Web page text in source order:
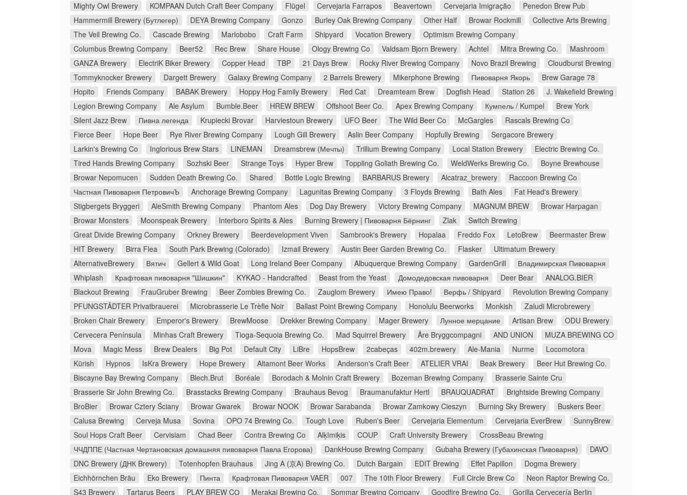
Mighty Owl Brewery
KOMPAAN Dutch Craft Beer Company Flügel Cervejaria Farrapos Beavertown Cervejaria Imigração
Penedon Brew Pub
Hammermill Brewery (Бутлегер)
DEYA Brewing Company Gonzo Burley Oak Brewing Company Other Half Browar Rockmill
Collective Arts Brewing
The Veil Brewing Co.
Cascade Brewing Marlobobo Craft Farm Shipyard Vocation Brewery
Optimism Brewing Company
Columbus Brewing Company
Beer52 Rec Brew Share House Ology Brewing Co Valdsam Bjorn Brewery Achtel Mitra Brewing Co.
Mashroom
GANZA Brewery
ElectriK Biker Brewery Copper Head TBP 21 Days Brew Rocky River Brewing Company Novo Brazil Brewing
Cloudburst Brewing
Tommyknocker Brewery
Dargett Brewery Galaxy Brewing Company 2 Barrels Brewery Mikerphone Brewing Пивоварня Якорь
Brew Garage 78
Hopito
Friends Company BABAK Brewery Hoppy Hog Family Brewery Red Cat Dreamteam Brew Dogfish Head Station 26
J. Wakefield Brewing
Legion Brewing Company
Ale Asylum Bumble.Beer HREW BREW Offshoot Beer Co. Apex Brewing Company Кумпель / Kumpel
Brew York
Silent Jazz Brew
Пивна легенда Krupiecki Brovar Harviestoun Brewery UFO Beer The Wild Beer Co McGargles
Rascals Brewing Co
Fierce Beer
Hope Beer Rye River Brewing Company Lough Gill Brewery Aslin Beer Company Hopfully Brewing
Sergacore Brewery
Larkin's Brewing Co
Inglorious Brew Stars LINEMAN Dreamsbrew (Мечты) Trillium Brewing Company Local Station Brewery
Electric Brewing Co.
Tired Hands Brewing Company
Sozhski Beer Strange Toys Hyper Brew Toppling Goliath Brewing Co. WeldWerks Brewing Co.
Boyne Brewhouse
Browar Nepomucen
Sudden Death Brewing Co. Shared Bottle Logic Brewing BARBARUS Brewery Alcatraz_brewery
Raccoon Brewing Co
Частная Пивоварня ПетровичЪ
Anchorage Brewing Company Lagunitas Brewing Company 3 Floyds Brewing Bath Ales
Fat Head's Brewery
Stigbergets Bryggeri
AleSmith Brewing Company Phantom Ales Dog Day Brewery Victory Brewing Company MAGNUM BREW
Browar Harpagan
Browar Monsters
Moonspeak Brewery Interboro Spirits & Ales Burning Brewery | Пивоварня Бёрнинг Zlak
Switch Brewing
Great Divide Brewing Company
Orkney Brewery Beerdevelopment Viven Sambrook's Brewery Hopalaa Freddo Fox LetoBrew
Beermaster Brew
HIT Brewery
Birra Flea South Park Brewing (Colorado) Izmail Brewery Austin Beer Garden Brewing Co. Flasker
Ultimatum Brewery
AlternativeBrewery
Вятич Gellert & Wild Goat Long Ireland Beer Company Albuquerque Brewing Company GardenGrill
Владимирская Пивоварня
Whiplash
Крафтовая пивоварня "Шишкин" KYKAO - Handcrafted Beast from the Yeast Домодедовская пивоварня Deer Bear
ANALOG.BIER
Blackout Brewing
FrauGruber Brewing Beer Zombies Brewing Co. Zauglom Brewery Имею Право! Верфь / Shipyard
Revolution Brewing Company
PFUNGSTÄDTER Privatbrauerei
Microbrasserie Le Trèfle Noir Ballast Point Brewing Company Honolulu Beerworks Monkish
Zaludi Microbrewery
Broken Chair Brewery
Emperor's Brewery BrewMoose Drekker Brewing Company Mager Brewery Лунное мерцание Artisan Brew
ODU Brewery
Cervecera Península
Minhas Craft Brewery Tioga-Sequoia Brewing Co. Mad Squirrel Brewery Åre Bryggcompagni AND UNION
MUZA BREWING CO
Mova
Magic Mess Brew Dealers Big Pot Default City LiBre HopsBrew 2cabeças 402m.brewery Ale-Mania Nurme
Locomotora
Kürish
Hypnos IsKra Brewery Hope Brewery Altamont Beer Works Anderson's Craft Beer ATELIER VRAI Beak Brewery
Beer Hut Brewing Co.
Biscayne Bay Brewing Company
Blech.Brut Boréale Borodach & Molnin Craft Brewery Bozeman Brewing Company
Brasserie Sainte Cru
Brasserie Sir John Brewing Co.
Brasstacks Brewing Company Brauhaus Bevog Braumanufaktur Hertl BRAUQUADRAT
Brightside Brewing Company
BroBier
Browar Cztery Ściany Browar Gwarek Browar NOOK Browar Sarabanda Browar Zamkowy Cieszyn Burning Sky Brewery
Buskers Beer
Calusa Brewing
Cerveja Musa Sovina OPO 74 Brewing Co. Tough Love Ruben's Beer Cervejaria Elementum Cervejaria EverBrew
SunnyBrew
Soul Hops Craft Beer
Cervisiam Chad Beer Contra Brewing Co Alķīmiķis COUP Craft University Brewery
CrossBeau Brewing
ЧЧДППЕ (Частная Чертановская домашняя пивоварня Павла Егорова)
DankHouse Brewing Company Gubaha Brewery (Губахинская Пивоварня)
DAVO
DNC Brewery (ДНК Brewery)
Totenhopfen Brauhaus Jing A (京A) Brewing Co. Dutch Bargain EDIT Brewing Effet Papillon
Dogma Brewery
Eichhörnchen Bräu
Eko Brewery Пинта Крафтовая Пивоварня VAER 007 The 10th Floor Brewery Full Circle Brew Co
Neon Raptor Brewing Co.
S43 Brewery
Tartarus Beers PLAY BREW CO̠ Merakai Brewing Co. Sommar Brewing Company Goodfire Brewing Co.
Gorilla Cervecería Berlin